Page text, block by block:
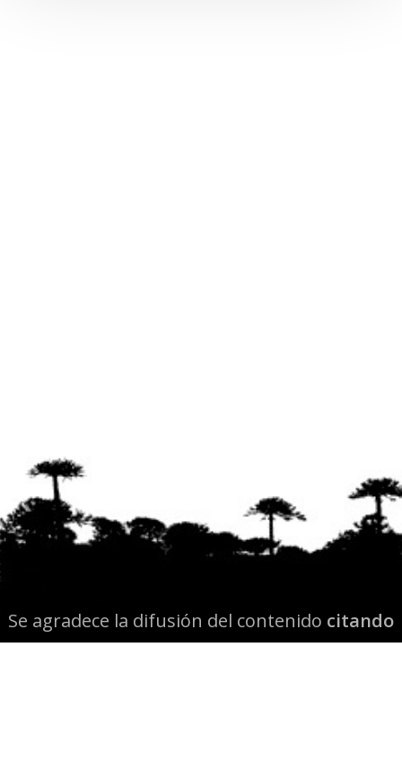
Se agradece la difusión del contenido citando
la fuente www.mapuexpress.org